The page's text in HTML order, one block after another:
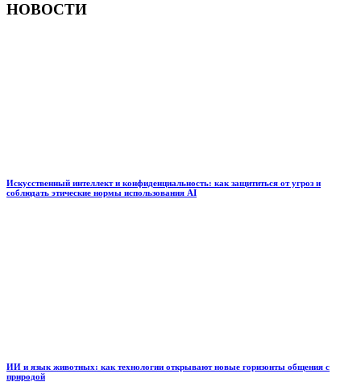
НОВОСТИ
Искусственный интеллект и конфиденциальность: как защититься от угроз и
соблюдать этические нормы использования AI
ИИ и язык животных: как технологии открывают новые горизонты общения с
природой